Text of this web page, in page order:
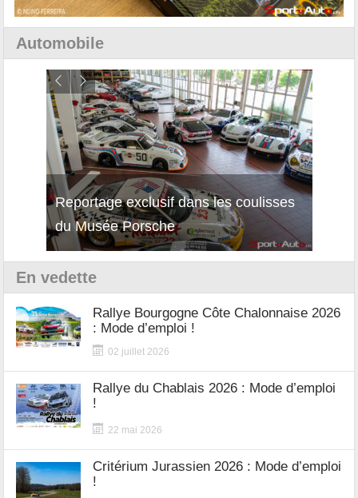
Automobile
Reportage exclusif dans les coulisses
du Musée Porsche
Découverte de la nouvelle Ferrari
12Cilindri Manuale
En vedette
Rallye Bourgogne Côte Chalonnaise 2026
: Mode d’emploi !
02 juillet 2026
Rallye du Chablais 2026 : Mode d’emploi
!
22 mai 2026
Critérium Jurassien 2026 : Mode d’emploi
!